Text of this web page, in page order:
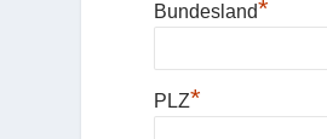
Bundesland*
PLZ*